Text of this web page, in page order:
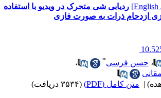
ردیابی شی متحرک در ویدیو با استفاده
،حسن فرسی
،
| متن کامل (PDF) (۳۵۳۴ دریافت)